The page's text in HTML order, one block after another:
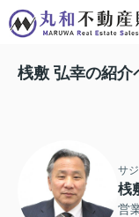
桟敷 弘幸の紹介
サ
桟
営